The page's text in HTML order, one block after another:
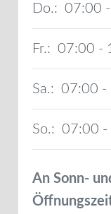
Do.: 07:00
Fr.: 07:00 -
Sa.: 07:00 -
So.: 07:00 -
An Sonn-